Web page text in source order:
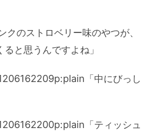
クのストロベリー味のやつが、
と思うんですよね」
「中にびっし
「ティッシュ